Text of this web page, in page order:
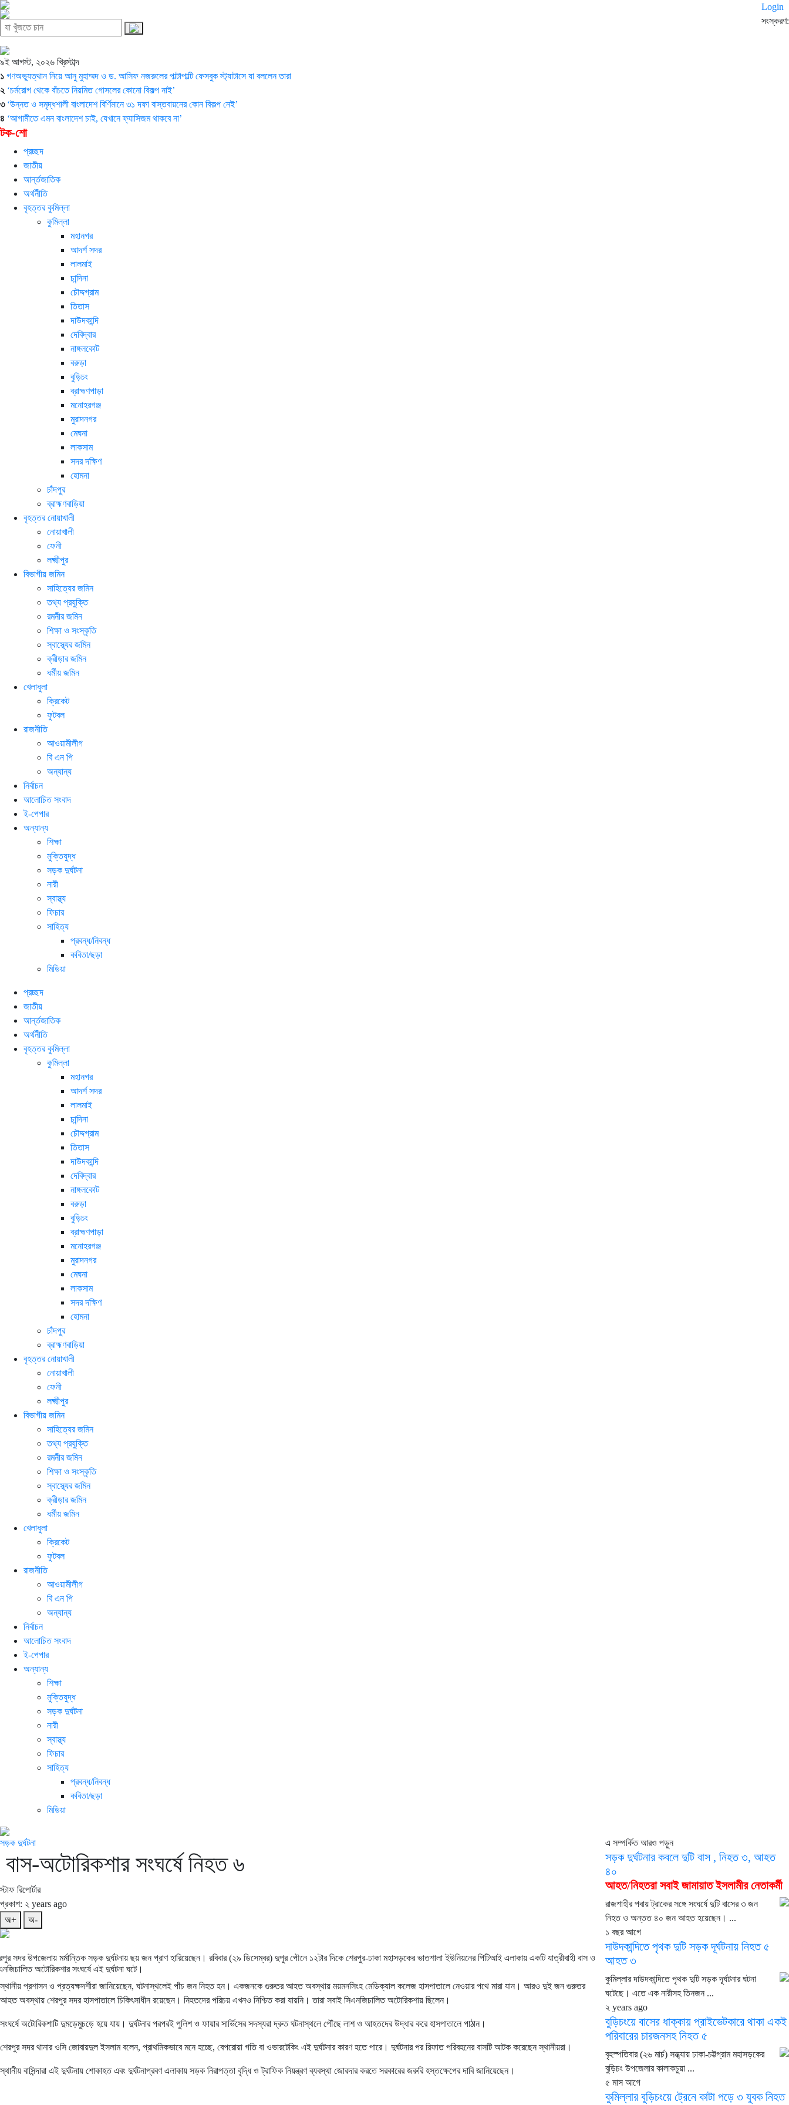
৯ই আগস্ট, ২০২৬ খ্রিস্টাব্দ
Login
সংস্করণ:
১ গণঅভ্যুত্থান নিয়ে আনু মুহাম্মদ ও ড. আসিফ নজরুলের পাল্টাপাল্টি ফেসবুক স্ট্যাটাসে যা বললেন তারা
২ ‘চর্মরোগ থেকে বাঁচতে নিয়মিত গোসলের কোনো বিকল্প নাই’
৩ ‘উন্নত ও সমৃদ্ধশালী বাংলাদেশ বির্ণিমানে ৩১ দফা বাস্তবায়নের কোন বিকল্প নেই’
৪ ‘আগামীতে এমন বাংলাদেশ চাই, যেখানে ফ্যাসিজম থাকবে না’
টক-শো
প্রচ্ছদ
জাতীয়
আর্ন্তজাতিক
অর্থনীতি
বৃহত্তর কুমিল্লা
কুমিল্লা
মহানগর
আদর্শ সদর
লালমাই
চান্দিনা
চৌদ্দগ্রাম
তিতাস
দাউদকান্দি
দেবিদ্বার
নাঙ্গলকোট
বরুড়া
বুড়িচং
ব্রাহ্মণপাড়া
মনোহরগঞ্জ
মুরাদনগর
মেঘনা
লাকসাম
সদর দক্ষিণ
হোমনা
চাঁদপুর
ব্রাহ্মণবাড়িয়া
বৃহত্তর নোয়াখালী
নোয়াখালী
ফেনী
লক্ষ্মীপুর
বিভাগীয় জমিন
সাহিত্যের জমিন
তথ্য প্রযুক্তি
রমনীর জমিন
শিক্ষা ও সংস্কৃতি
স্বাস্থ্যের জমিন
ক্রীড়ার জমিন
ধর্মীয় জমিন
খেলাধুলা
ক্রিকেট
ফুটবল
রাজনীতি
আওয়ামীলীগ
বি এন পি
অন্যান্য
নির্বাচন
আলোচিত সংবাদ
ই-পেপার
অন্যান্য
শিক্ষা
মুক্তিযুদ্ধ
সড়ক দুর্ঘটনা
নারী
স্বাস্থ্য
ফিচার
সাহিত্য
প্রবন্ধ/নিবন্ধ
কবিতা/ছড়া
মিডিয়া
প্রচ্ছদ
জাতীয়
আর্ন্তজাতিক
অর্থনীতি
বৃহত্তর কুমিল্লা
কুমিল্লা
মহানগর
আদর্শ সদর
লালমাই
চান্দিনা
চৌদ্দগ্রাম
তিতাস
দাউদকান্দি
দেবিদ্বার
নাঙ্গলকোট
বরুড়া
বুড়িচং
ব্রাহ্মণপাড়া
মনোহরগঞ্জ
মুরাদনগর
মেঘনা
লাকসাম
সদর দক্ষিণ
হোমনা
চাঁদপুর
ব্রাহ্মণবাড়িয়া
বৃহত্তর নোয়াখালী
নোয়াখালী
ফেনী
লক্ষ্মীপুর
বিভাগীয় জমিন
সাহিত্যের জমিন
তথ্য প্রযুক্তি
রমনীর জমিন
শিক্ষা ও সংস্কৃতি
স্বাস্থ্যের জমিন
ক্রীড়ার জমিন
ধর্মীয় জমিন
খেলাধুলা
ক্রিকেট
ফুটবল
রাজনীতি
আওয়ামীলীগ
বি এন পি
অন্যান্য
নির্বাচন
আলোচিত সংবাদ
ই-পেপার
অন্যান্য
শিক্ষা
মুক্তিযুদ্ধ
সড়ক দুর্ঘটনা
নারী
স্বাস্থ্য
ফিচার
সাহিত্য
প্রবন্ধ/নিবন্ধ
কবিতা/ছড়া
মিডিয়া
সড়ক দুর্ঘটনা
বাস-অটোরিকশার সংঘর্ষে নিহত ৬
স্টাফ রিপোর্টার
প্রকাশ: ২ years ago
অ+
অ-
সদর উপজেলায় মর্মান্তিক সড়ক দুর্ঘটনায় ছয় জন প্রাণ হারিয়েছেন। রবিবার (২৯ ডিসেম্বর) দুপুর পৌনে ১২টার দিকে শেরপুর-ঢাকা মহাসড়কের ভাতশালা ইউনিয়নের পিটিআই এলাকায় একটি যাত্রীবাহী বাস ও
অটোরিকশার সংঘর্ষে এই দুর্ঘটনা ঘটে।
স্থানীয় প্রশাসন ও প্রত্যক্ষদর্শীরা জানিয়েছেন, ঘটনাস্থলেই পাঁচ জন নিহত হন। একজনকে গুরুতর আহত অবস্থায় ময়মনসিংহ মেডিক্যাল কলেজ হাসপাতালে নেওয়ার পথে মারা যান। আরও দুই জন গুরুতর
আহত অবস্থায় শেরপুর সদর হাসপাতালে চিকিৎসাধীন রয়েছেন। নিহতদের পরিচয় এখনও নিশ্চিত করা যায়নি। তারা সবাই সিএনজিচালিত অটোরিকশায় ছিলেন।
সংঘর্ষে অটোরিকশাটি দুমড়েমুচড়ে হয়ে যায়। দুর্ঘটনার পরপরই পুলিশ ও ফায়ার সার্ভিসের সদস্যরা দ্রুত ঘটনাস্থলে পৌঁছে লাশ ও আহতদের উদ্ধার করে হাসপাতালে পাঠান।
শেরপুর সদর থানার ওসি জোবায়দুল ইসলাম বলেন, প্রাথমিকভাবে মনে হচ্ছে, বেপরোয়া গতি বা ওভারটেকিং এই দুর্ঘটনার কারণ হতে পারে। দুর্ঘটনার পর রিফাত পরিবহনের বাসটি আটক করেছেন স্থানীয়রা।
স্থানীয় বাসিন্দারা এই দুর্ঘটনায় শোকাহত এবং দুর্ঘটনাপ্রবণ এলাকায় সড়ক নিরাপত্তা বৃদ্ধি ও ট্রাফিক নিয়ন্ত্রণ ব্যবস্থা জোরদার করতে সরকারের জরুরি হস্তক্ষেপের দাবি জানিয়েছেন।
এ সম্পর্কিত আরও পড়ুন
সড়ক দুর্ঘটনার কবলে দুটি বাস , নিহত ৩, আহত
৪০
আহত/নিহতরা সবাই জামায়াত ইসলামীর নেতাকর্মী
রাজশাহীর পবায় ট্রাকের সঙ্গে সংঘর্ষে দুটি বাসের ৩ জন
নিহত ও অন্তত ৪০ জন আহত হয়েছেন। ...
১ বছর আগে
দাউদকান্দিতে পৃথক দুটি সড়ক দূর্ঘটনায় নিহত ৫
আহত ৩
কুমিল্লার দাউদকান্দিতে পৃথক দুটি সড়ক দূর্ঘটনার ঘটনা
ঘটেছে। এতে এক নারীসহ তিনজন ...
২ years ago
বুড়িচংয়ে বাসের ধাক্কায় প্রাইভেটকারে থাকা একই
পরিবারের চারজনসহ নিহত ৫
বৃহস্পতিবার (২৬ মার্চ) সন্ধ্যায় ঢাকা-চট্টগ্রাম মহাসড়কের
বুড়িচং উপজেলার কালাকচুয়া ...
৫ মাস আগে
কুমিল্লার বুড়িচংয়ে ট্রেনে কাটা পড়ে ৩ যুবক নিহত